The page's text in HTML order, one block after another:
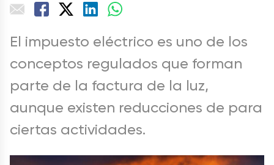
El impuesto eléctrico es uno de los
conceptos regulados que forman
parte de la factura de la luz,
aunque existen reducciones de para
ciertas actividades.